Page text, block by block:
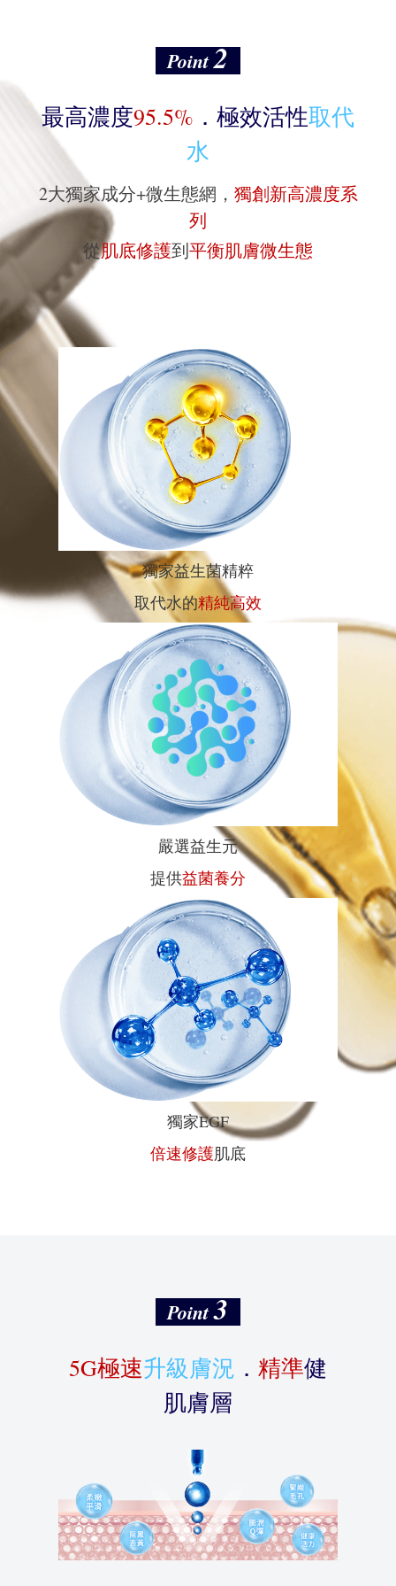
Point2
最高濃度95.5% ．極效活性取代
水
2大獨家成分+微生態網， 獨創新高濃度系
列
從肌底修護到平衡肌膚微生態
獨家益生菌精粹
取代水的精純高效
嚴選益生元
提供益菌養分
獨家EGF
倍速修護肌底
Point3
5G極速升級膚況 ． 精準健
肌膚層